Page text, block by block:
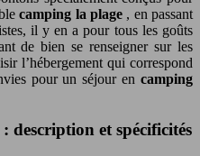
camping la plage , en passant
il y en a pour tous les goûts
de bien se renseigner sur les
l’hébergement qui correspond
pour un séjour en camping
description et spécificités